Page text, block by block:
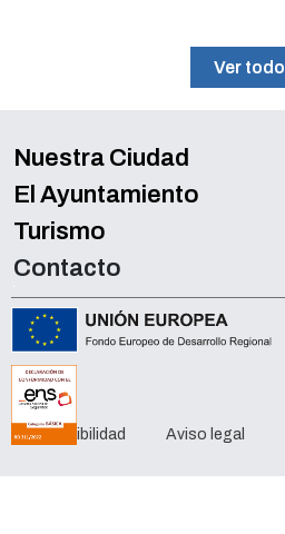
Ver todo
Nuestra Ciudad
El Ayuntamiento
Turismo
Contacto
Accesibilidad Aviso legal